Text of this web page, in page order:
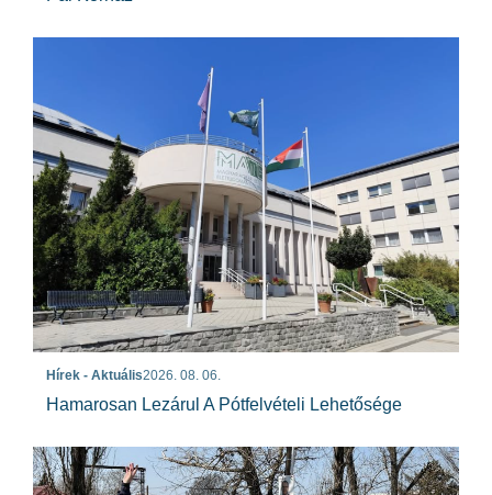
Hírek - Aktuális2026. 08. 06.
Hamarosan Lezárul A Pótfelvételi Lehetősége